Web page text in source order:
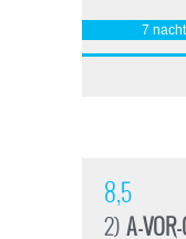
7
8,5
2) A-